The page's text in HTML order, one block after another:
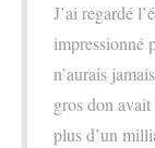
J’ai regardé
impressionné
n’aurais
gros don
plus d’un